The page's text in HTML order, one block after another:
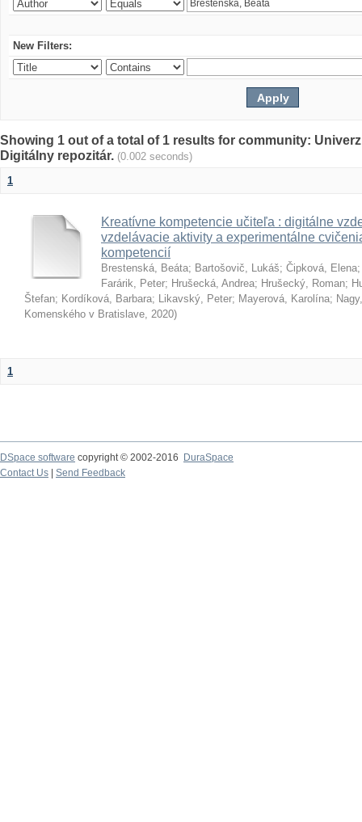
New Filters:
Showing 1 out of a total of 1 results for community:
Digitálny repozitár. (0.002 seconds)
1
Kreatívne kompetencie učiteľa : digitálne
vzdelávacie aktivity a experimentálne
kompetencií
Brestenská, Beáta; Bartošovič, Lukáš; Čipková, Elena
Farárik, Peter; Hrušecká, Andrea; Hrušecký, Roman;
Štefan; Kordíková, Barbara; Likavský, Peter; Mayerová, Karolína;
Komenského v Bratislave, 2020)
1
DSpace software copyright © 2002-2016
DuraSpace
Contact Us
Send Feedback